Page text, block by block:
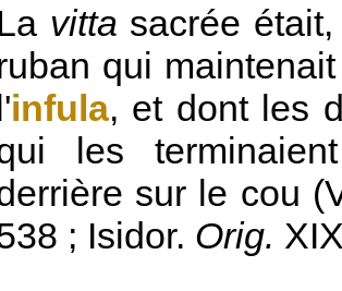
vitta sacrée
qui
infula, et dont les
les
sur le cou
; Isidor. Orig.